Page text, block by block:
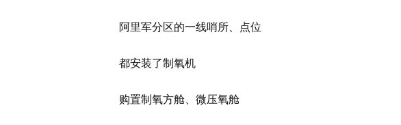
阿里军分区的一线哨所、点位
都安装了制氧机
购置制氧方舱、微压氧舱